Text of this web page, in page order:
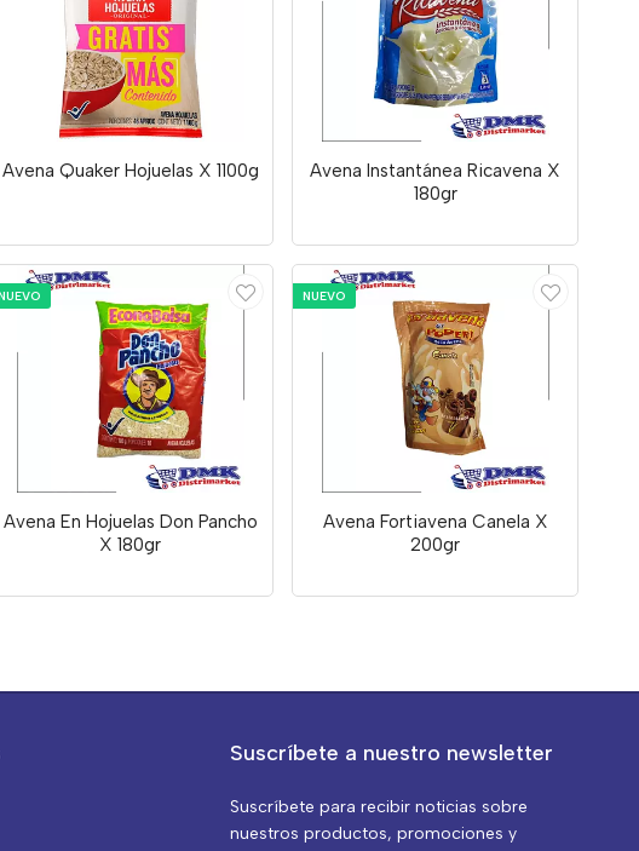
Avena Quaker Hojuelas X 1100g
Avena Instantánea Ricavena X
180gr
Avena En Hojuelas Don Pancho
X 180gr
NUEVO
Avena Fortiavena Canela X
200gr
Suscríbete a nuestro newsletter
Suscríbete para recibir noticias sobre
nuestros productos, promociones y